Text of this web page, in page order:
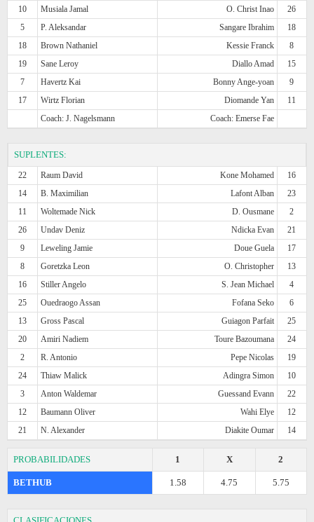
10
Musiala Jamal O. Christ Inao
26
5
P. Aleksandar Sangare Ibrahim
18
18
Brown Nathaniel Kessie Franck
8
19
Sane Leroy Diallo Amad
15
7
Havertz Kai Bonny Ange-yoan
9
17
Wirtz Florian Diomande Yan
11
Coach: J. Nagelsmann
Coach: Emerse Fae
SUPLENTES:
22 Raum David Kone Mohamed
16
14
B. Maximilian Lafont Alban
23
11
Woltemade Nick D. Ousmane
2
26
Undav Deniz Ndicka Evan
21
9
Leweling Jamie Doue Guela
17
8
Goretzka Leon O. Christopher
13
16
Stiller Angelo S. Jean Michael
4
25
Ouedraogo Assan Fofana Seko
6
13
Gross Pascal Guiagon Parfait
25
20
Amiri Nadiem Toure Bazoumana
24
2
R. Antonio Pepe Nicolas
19
24
Thiaw Malick Adingra Simon
10
3
Anton Waldemar Guessand Evann
22
12
Baumann Oliver Wahi Elye
12
21
N. Alexander Diakite Oumar 14
PROBABILIDADES 2
X
1
BETHUB 5.75
4.75
1.58